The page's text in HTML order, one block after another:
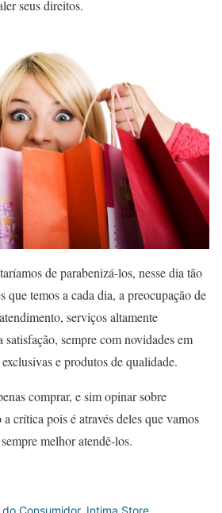
seus direitos.
de parabenizá-los, nesse dia tão
que temos a cada dia, a preocupação de
serviços altamente
satisfação, sempre com novidades em
e produtos de qualidade.
comprar, e sim opinar sobre
crítica pois é através deles que vamos
melhor atendê-los.
do Consumidor, Intima Store